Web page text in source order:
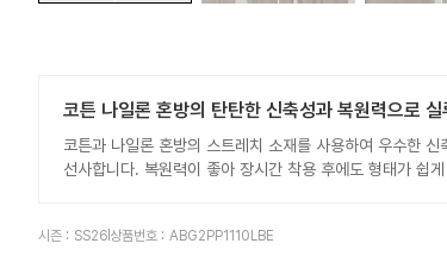
코튼 나일론 혼방의 탄탄한 신축성과 복원력으로
코튼과 나일론 혼방의 스트레치 소재를 사용하여 우수한
선사합니다. 복원력이 좋아 장시간 착용 후에도 형태가 쉽
시즌 : SS26 상품번호 : ABG2PP1110LBE